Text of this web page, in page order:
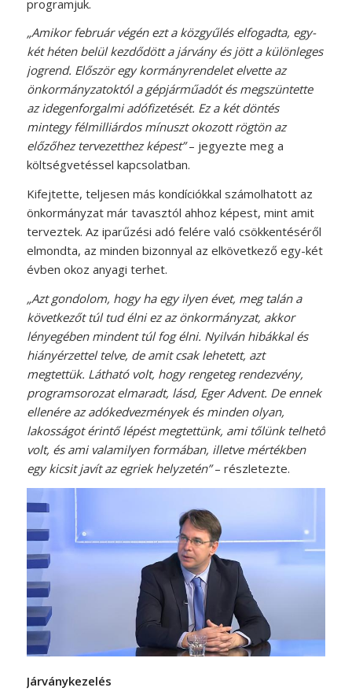
programjuk.
„Amikor február végén ezt a közgyűlés elfogadta, egy-
két héten belül kezdődött a járvány és jött a különleges
jogrend. Először egy kormányrendelet elvette az
önkormányzatoktól a gépjárműadót és megszüntette
az idegenforgalmi adófizetését. Ez a két döntés
mintegy félmilliárdos mínuszt okozott rögtön az
előzőhez tervezetthez képest”– jegyezte meg a
költségvetéssel kapcsolatban.
Kifejtette, teljesen más kondíciókkal számolhatott az
önkormányzat már tavasztól ahhoz képest, mint amit
terveztek. Az iparűzési adó felére való csökkentéséről
elmondta, az minden bizonnyal az elkövetkező egy-két
évben okoz anyagi terhet.
„Azt gondolom, hogy ha egy ilyen évet, meg talán a
következőt túl tud élni ez az önkormányzat, akkor
lényegében mindent túl fog élni. Nyilván hibákkal és
hiányérzettel telve, de amit csak lehetett, azt
megtettük. Látható volt, hogy rengeteg rendezvény,
programsorozat elmaradt, lásd, Eger Advent. De ennek
ellenére az adókedvezmények és minden olyan,
lakosságot érintő lépést megtettünk, ami tőlünk telhető
volt, és ami valamilyen formában, illetve mértékben
egy kicsit javít az egriek helyzetén”– részletezte.
Járványkezelés